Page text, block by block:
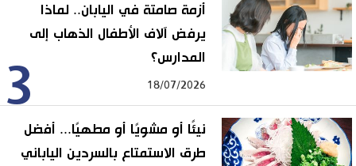
3
أزمة صامتة في اليابان.. لماذا
يرفض آلاف الأطفال الذهاب إلى
المدارس؟
18/07/2026
نيئًا أو مشويًا أو مطهيًا... أفضل
طرق الاستمتاع بالسردين الياباني